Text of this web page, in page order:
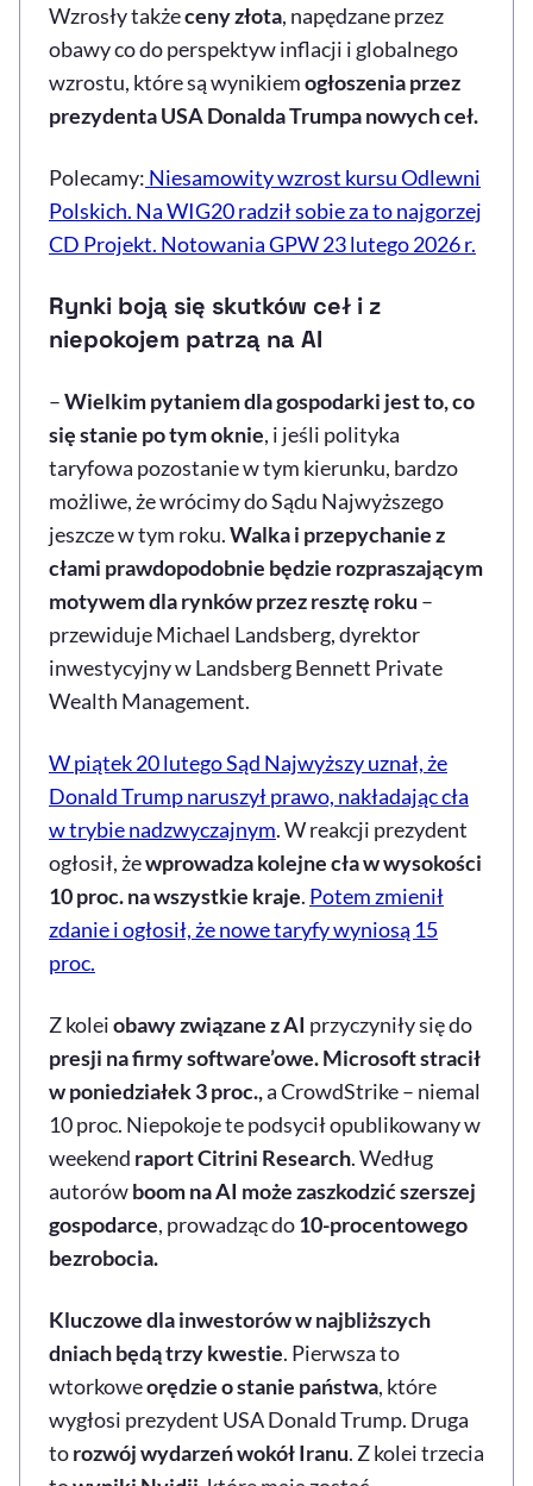
Wzrosły takżeceny złota, napędzane przez
obawy co do perspektyw inflacji i globalnego
wzrostu, które są wynikiemogłoszenia przez
prezydenta USA DonaldaTrumpa nowych ceł.
Polecamy: Niesamowity wzrost kursu Odlewni
Polskich. Na WIG20 radził sobie za to najgorzej
CD Projekt. Notowania GPW 23 lutego 2026 r.
Rynki boją się skutków ceł i z
niepokojem patrzą na AI
–Wielkim pytaniem dla gospodarki jest to, co
się stanie po tym oknie, i jeśli polityka
taryfowa pozostanie w tym kierunku, bardzo
możliwe, że wrócimy do Sądu Najwyższego
jeszcze w tym roku.Walka i przepychanie z
cłami prawdopodobnie będzie rozpraszającym
motywem dla rynków przez resztę roku –
przewiduje Michael Landsberg, dyrektor
inwestycyjny w Landsberg Bennett Private
Wealth Management.
W piątek 20 lutego Sąd Najwyższy uznał, że
Donald Trump naruszył prawo, nakładając cła
w trybie nadzwyczajnym. W reakcji prezydent
ogłosił, żewprowadza kolejne cła w wysokości
10 proc. na wszystkie kraje. Potem zmienił
zdanie i ogłosił, że nowe taryfy wyniosą 15
proc.
Z koleiobawy związane z AI przyczyniły się do
presji na firmy software’owe. Microsoft stracił
w poniedziałek 3 proc.,a CrowdStrike – niemal
10 proc. Niepokoje te podsycił opublikowany w
weekend raport Citrini Research. Według
autorówboom na AI może zaszkodzić szerszej
gospodarce, prowadząc do10-procentowego
bezrobocia.
Kluczowe dla inwestorów w najbliższych
dniach będą trzy kwestie. Pierwsza to
wtorkoweorędzie o stanie państwa, które
wygłosi prezydent USA Donald Trump. Druga
torozwój wydarzeń wokół Iranu. Z kolei trzecia